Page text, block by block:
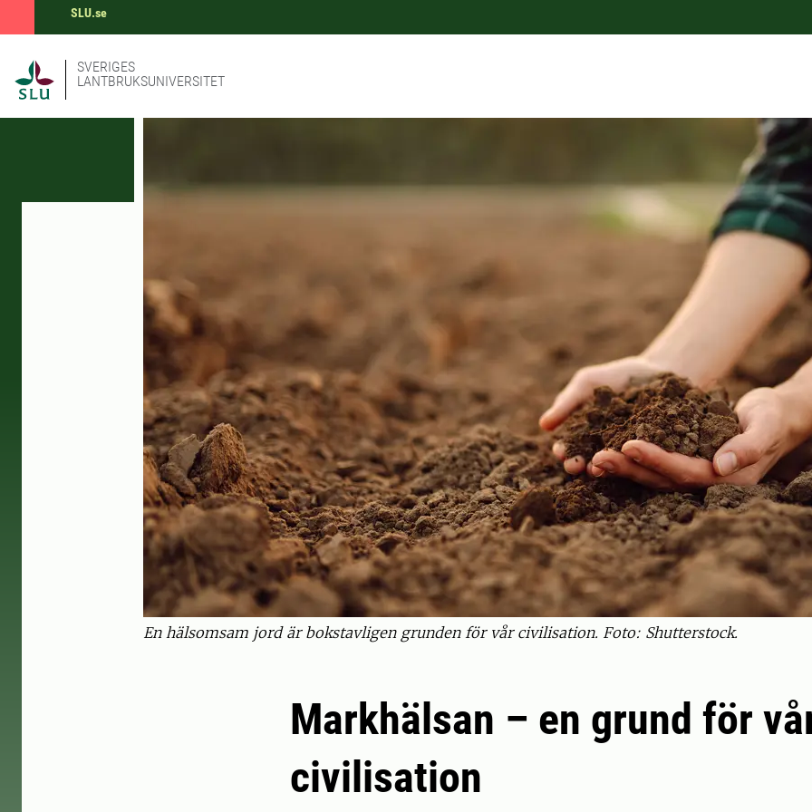
SLU.se
SVERIGES
LANTBRUKSUNIVERSITET
En hälsomsam jord är bokstavligen grunden för vår civilisation. Foto: Shutterstock.
Markhälsan – en grund för
civilisation